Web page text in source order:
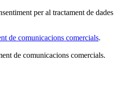
per al tractament de dades
de comunicacions comercials.
de comunicacions comercials.